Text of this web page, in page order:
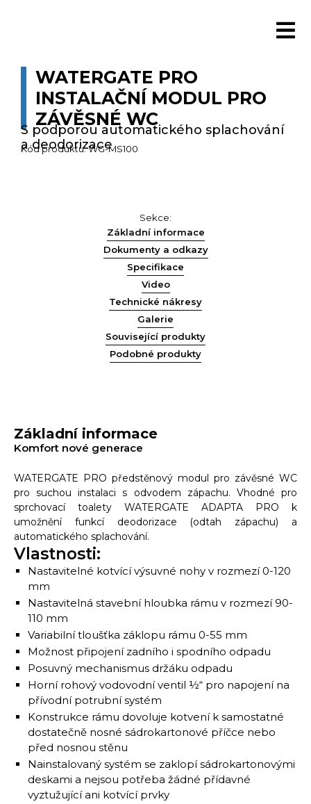
WATERGATE PRO
INSTALAČNÍ MODUL PRO
ZÁVĚSNÉ WC
S podporou automatického splachování
a deodorizace
Kód produktu: WG-MS100
Sekce:
Základní informace
Dokumenty a odkazy
Specifikace
Video
Technické nákresy
Galerie
Související produkty
Podobné produkty
Základní informace
Komfort nové generace
WATERGATE PRO předstěnový modul pro závěsné WC
pro suchou instalaci s odvodem zápachu. Vhodné pro
sprchovací toalety WATERGATE ADAPTA PRO k
umožnění funkcí deodorizace (odtah zápachu) a
automatického splachování.
Vlastnosti:
Nastavitelné kotvící výsuvné nohy v rozmezí 0-120
mm
Nastavitelná stavební hloubka rámu v rozmezí 90-
110 mm
Variabilní tloušťka záklopu rámu 0-55 mm
Možnost připojení zadního i spodního odpadu
Posuvný mechanismus držáku odpadu
Horní rohový vodovodní ventil ½“ pro napojení na
přívodní potrubní systém
Konstrukce rámu dovoluje kotvení k samostatné
dostatečně nosné sádrokartonové příčce nebo
před nosnou stěnu
Nainstalovaný systém se zaklopí sádrokartonovými
deskami a nejsou potřeba žádné přídavné
vyztužující ani kotvící prvky